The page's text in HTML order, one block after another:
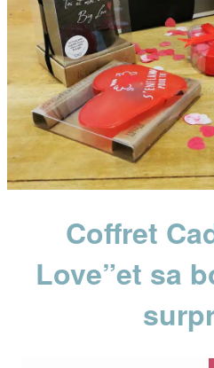
Coffret
Love”et sa